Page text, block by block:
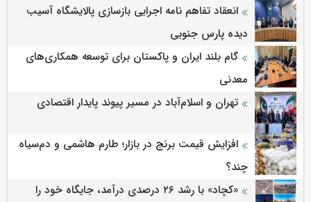
انعقاد تفاهم نامه اجرایی بازسازی پالایشگاه آسیب
دیده پارس جنوبی
گام بلند ایران و پاکستان برای توسعه همکاری‌های
معدنی
تهران و اسلام‌آباد در مسیر پیوند پایدار اقتصادی
افزایش قیمت برنج در بازار؛ طارم هاشمی و دم‌سیاه
چند؟
«کچاد» با رشد ۲۶ درصدی درآمد، جایگاه خود را